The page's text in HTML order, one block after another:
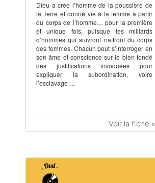
Dieu a crée l’homme de la poussière de
la Terre et donné vie à la femme à partir
du corps de l’homme… pour la première
et unique fois, puisque les milliards
d’hommes qui suivront naîtront du corps
des femmes. Chacun peut s’interroger en
son âme et conscience sur le bien fondé
des justifications invoquées pour
expliquer la subordination, voire
l’esclavage …
Voir la fiche »